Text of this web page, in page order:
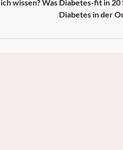
wissen? Was Diabetes-fit in
Diabetes in der